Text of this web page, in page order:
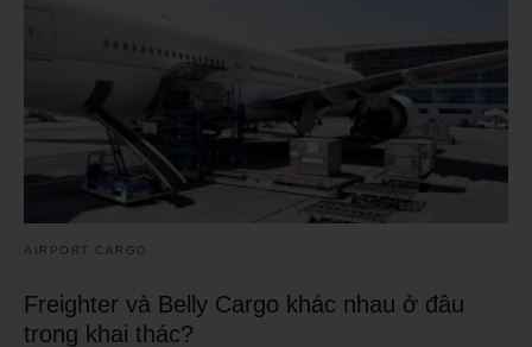
AIRPORT CARGO
Freighter và Belly Cargo khác nhau ở đâu
trong khai thác?